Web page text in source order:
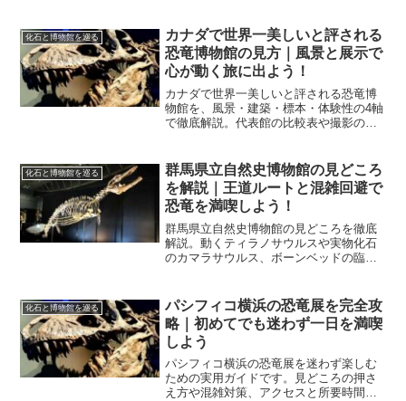
化石と博物館を巡る
カナダで世界一美しいと評される
恐竜博物館の見方｜風景と展示で
心が動く旅に出よう！
カナダで世界一美しいと評される恐竜博
物館を、風景・建築・標本・体験性の4軸
で徹底解説。代表館の比較表や撮影のコ
化石と博物館を巡る
群馬県立自然史博物館の見どころ
を解説｜王道ルートと混雑回避で
恐竜を満喫しよう！
群馬県立自然史博物館の見どころを徹底
解説。動くティラノサウルスや実物化石
のカマラサウルス、ボーンベッドの臨場
化石と博物館を巡る
パシフィコ横浜の恐竜展を完全攻
略｜初めてでも迷わず一日を満喫
しよう
パシフィコ横浜の恐竜展を迷わず楽しむ
ための実用ガイドです。見どころの押さ
え方や混雑対策、アクセスと所要時間、